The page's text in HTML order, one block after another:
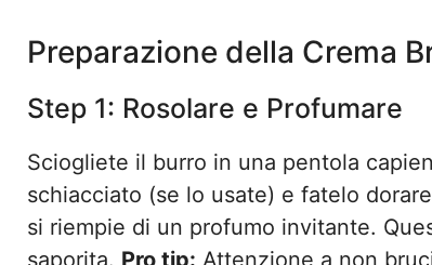
Preparazione della Crema
Step 1: Rosolare e Profumare
Sciogliete il burro in una pentola
schiacciato (se lo usate) e fatelo
si riempie di un profumo invitante.
saporita. Pro tip: Attenzione a non